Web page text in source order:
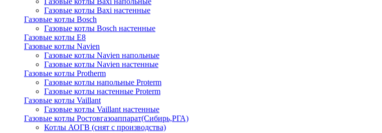
Газовые котлы Baxi настенные
Газовые котлы Bosch
Газовые котлы Bosch настенные
Газовые котлы E8
Газовые котлы Navien
Газовые котлы Navien напольные
Газовые котлы Navien настенные
Газовые котлы Protherm
Газовые котлы напольные Proterm
Газовые котлы настенные Proterm
Газовые котлы Vaillant
Газовые котлы Vaillant настенные
Газовые котлы Ростовгазоаппарат(Сибирь,РГА)
Котлы АОГВ (снят с производства)